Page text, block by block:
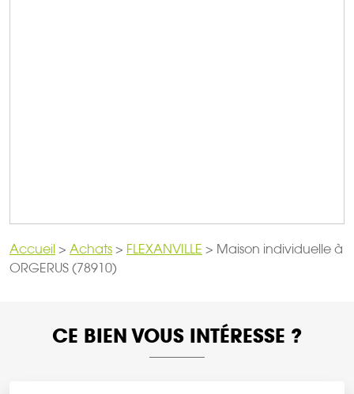
Accueil > Achats > FLEXANVILLE > Maison individuelle à
ORGERUS (78910)
CE BIEN VOUS INTÉRESSE ?